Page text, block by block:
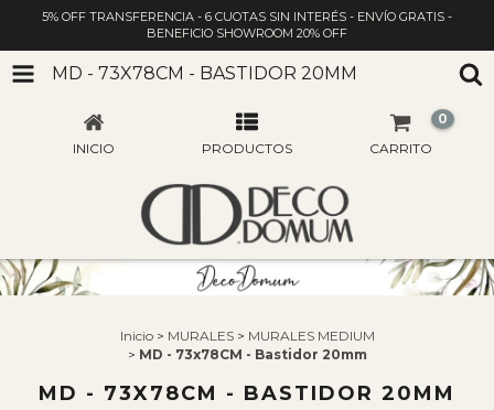
5% OFF TRANSFERENCIA - 6 CUOTAS SIN INTERÉS - ENVÍO GRATIS -
BENEFICIO SHOWROOM 20% OFF
MD - 73X78CM - BASTIDOR 20MM
INICIO PRODUCTOS CARRITO
0
Inicio > MURALES > MURALES MEDIUM
> MD - 73x78CM - Bastidor 20mm
MD - 73X78CM - BASTIDOR 20MM